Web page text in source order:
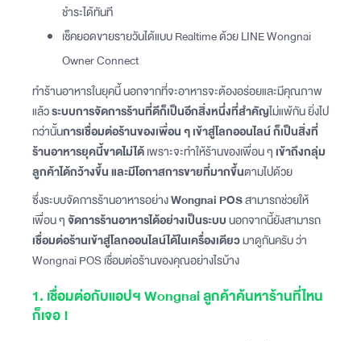
ชำระได้ทันที
เช็คยอดขายรายวันได้แบบ Realtime ด้วย LINE Wongnai
Owner Connect
ทำร้านอาหารในยุคนี้ นอกจากที่จะอาหารจะต้องอร่อยและมีคุณภาพ
แล้วระบบการจัดการร้านที่ดีก็เป็นอีกสิ่งหนึ่งที่สำคัญไม่แพ้กัน ยิ่งไป
กว่านั้นการเชื่อมต่อร้านของเพื่อน ๆ เข้าสู่โลกออนไลน์​ ก็เป็นสิ่งที่
ร้านอาหารยุคนี้ขาดไม่ได้เพราะจะทำให้ร้านของเพื่อน ๆเข้าถึงกลุ่ม
ลูกค้าได้กว้างขึ้น และมีโอกาสการขายที่มากขึ้นตามไปด้วย
ซึ่งระบบจัดการร้านอาหารอย่างWongnai POSสามารถช่วยให้
เพื่อน ๆจัดการร้านอาหารได้อย่างเป็นระบบนอกจากนี้ยังสามารถ
เชื่อมต่อร้านเข้าสู่โลกออนไลน์ได้ในเครื่องเดียวมาดูกันครับ ว่า
Wongnai POS เชื่อมต่อร้านของคุณอย่างไรบ้าง
1. เชื่อมต่อกับแอปฯ Wongnai ลูกค้าค้นหาร้านที่ไหน
ก็เจอ !